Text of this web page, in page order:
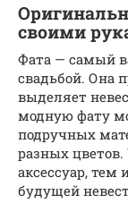
своими
Фата — самый
свадьбой. Она
выделяет
модную фату
подручных
разных цветов.
аксессуар, тем
будущей